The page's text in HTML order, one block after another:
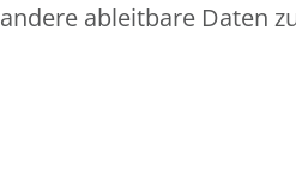
ableitbare Daten